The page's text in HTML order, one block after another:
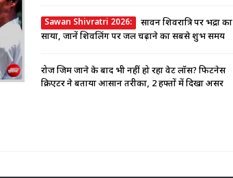
Sawan Shivratri 2026:
सावन शिवरात्रि पर भद्रा का
साया, जानें शिवलिंग पर जल चढ़ाने का सबसे शुभ समय
रोज जिम जाने के बाद भी नहीं हो रहा वेट लॉस? फिटनेस
क्रिएटर ने बताया आसान तरीका, 2 हफ्तों में दिखा असर